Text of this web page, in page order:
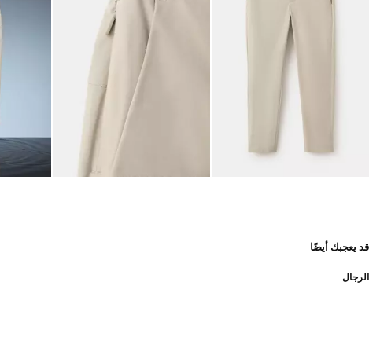
قد يعجبك أيضًا
الرجال